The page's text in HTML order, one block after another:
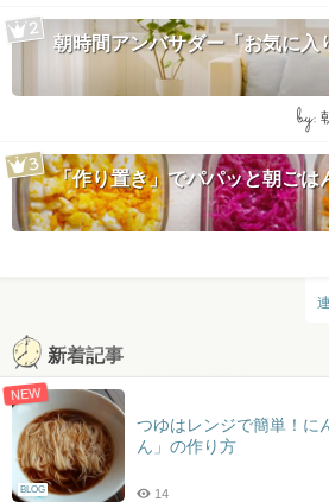
朝時間アンバサダー「お気に入
by:
「作り置き」でパパッと朝ごは
新着記事
NEW
BLOG
つゆはレンジで簡単！に
ん」の作り方
14